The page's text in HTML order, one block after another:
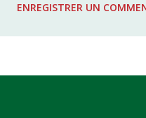
KHEMISET Mardi 06/12/
ENREGISTRER UN